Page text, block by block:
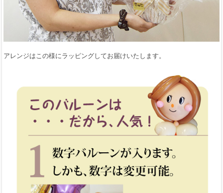
アレンジはこの様にラッピングしてお届けいたします。